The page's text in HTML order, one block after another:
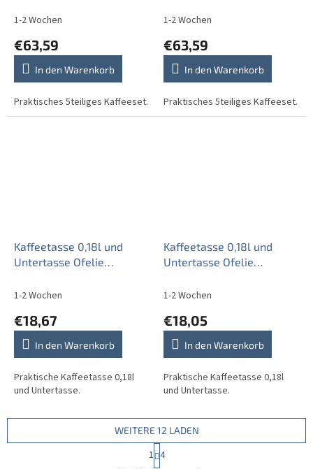
1-2 Wochen
€63,59
In den Warenkorb
Praktisches 5teiliges Kaffeeset.
1-2 Wochen
€63,59
In den Warenkorb
Praktisches 5teiliges Kaffeeset.
Kaffeetasse 0,18l und
Untertasse Ofelie
1-2 Wochen
€18,67
In den Warenkorb
Praktische Kaffeetasse 0,18l
und Untertasse.
Kaffeetasse 0,18l und
Untertasse Ofelie
1-2 Wochen
€18,05
In den Warenkorb
Praktische Kaffeetasse 0,18l
und Untertasse.
WEITERE 12 LADEN
P
a
1 4